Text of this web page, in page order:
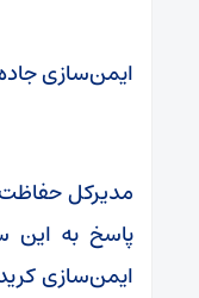
ایمن‌سازی جاده
مدیرکل
پاسخ به این
ایمن‌سازی